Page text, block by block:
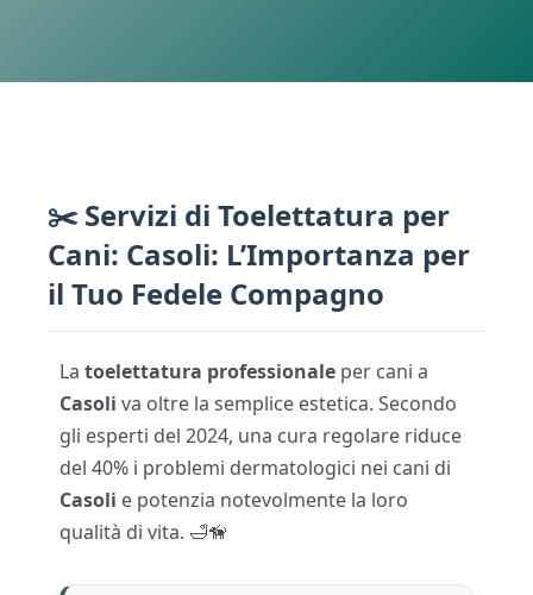
✂️ Servizi di Toelettatura per
Cani: Casoli: L’Importanza per
il Tuo Fedele Compagno
La toelettatura professionale per cani a
Casoli va oltre la semplice estetica. Secondo
gli esperti del 2024, una cura regolare riduce
del 40% i problemi dermatologici nei cani di
Casoli e potenzia notevolmente la loro
qualità di vita. 🛁🦮